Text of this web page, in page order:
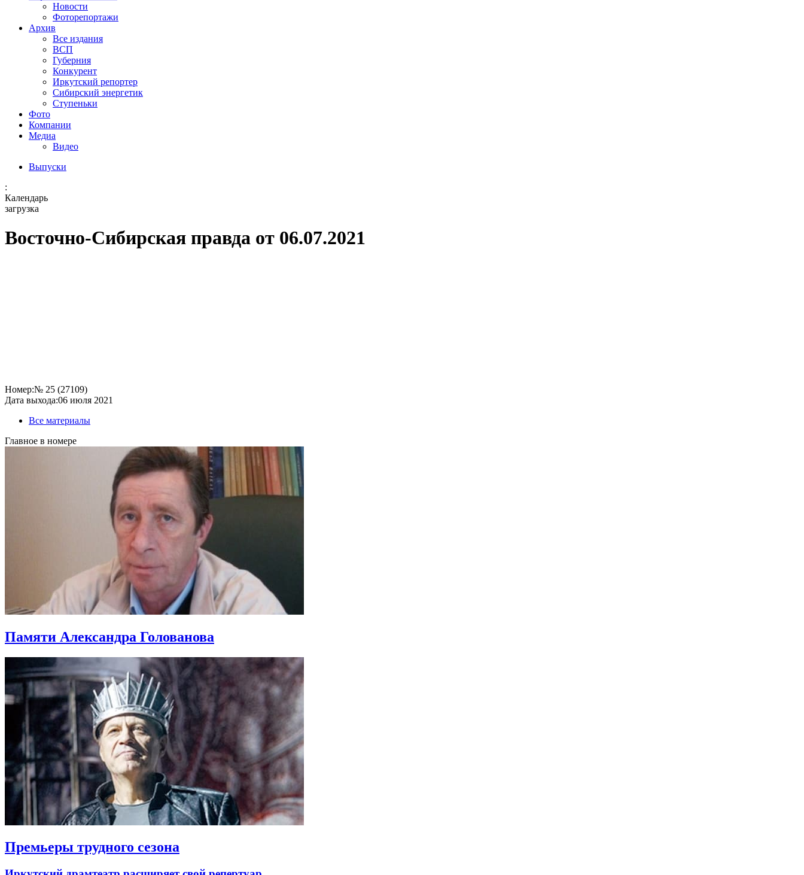
Новости
Фоторепортажи
Архив
Все издания
ВСП
Губерния
Конкурент
Иркутский репортер
Сибирский энергетик
Ступеньки
Фото
Компании
Медиа
Видео
Выпуски
:
Календарь
загрузка
Восточно-Сибирская правда от 06.07.2021
Номер:№ 25 (27109)
Дата выхода:06 июля 2021
Все материалы
Главное в номере
Памяти Александра Голованова
Премьеры трудного сезона